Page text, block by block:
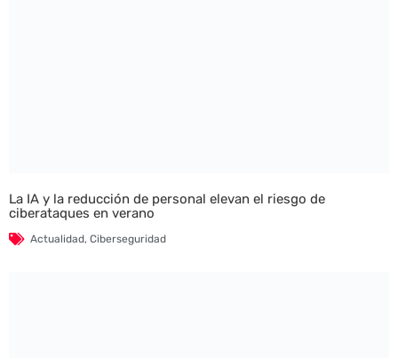
La IA y la reducción de personal elevan el riesgo de
ciberataques en verano
Actualidad, Ciberseguridad